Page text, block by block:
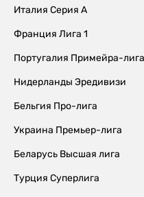
Италия Серия А
Франция Лига 1
Португалия Примейра-лига
Нидерланды Эредивизи
Бельгия Про-лига
Украина Премьер-лига
Беларусь Высшая лига
Турция Суперлига